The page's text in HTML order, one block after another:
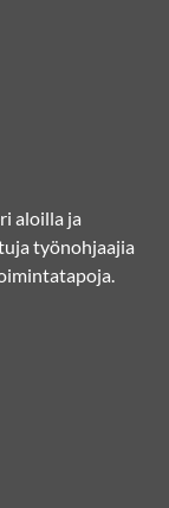
aloilla ja
työnohjaajia